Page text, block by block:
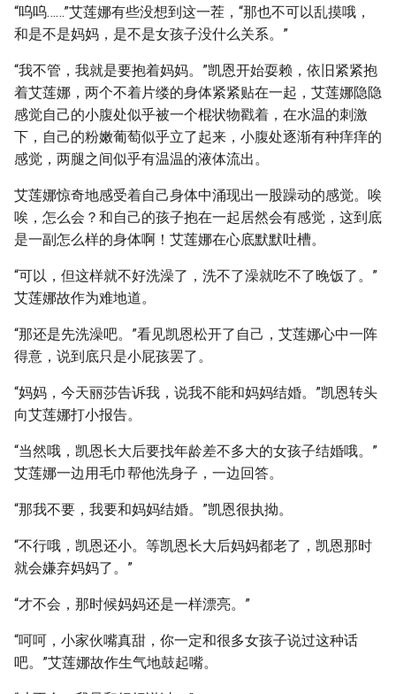
“呜呜……”艾莲娜有些没想到这一茬，“那也不可以乱摸哦，
和是不是妈妈，是不是女孩子没什么关系。”
“我不管，我就是要抱着妈妈。”凯恩开始耍赖，依旧紧紧抱
着艾莲娜，两个不着片缕的身体紧紧贴在一起，艾莲娜隐隐
感觉自己的小腹处似乎被一个棍状物戳着，在水温的刺激
下，自己的粉嫩葡萄似乎立了起来，小腹处逐渐有种痒痒的
感觉，两腿之间似乎有温温的液体流出。
艾莲娜惊奇地感受着自己身体中涌现出一股躁动的感觉。唉
唉，怎么会？和自己的孩子抱在一起居然会有感觉，这到底
是一副怎么样的身体啊！艾莲娜在心底默默吐槽。
“可以，但这样就不好洗澡了，洗不了澡就吃不了晚饭了。”
艾莲娜故作为难地道。
“那还是先洗澡吧。”看见凯恩松开了自己，艾莲娜心中一阵
得意，说到底只是小屁孩罢了。
“妈妈，今天丽莎告诉我，说我不能和妈妈结婚。”凯恩转头
向艾莲娜打小报告。
“当然哦，凯恩长大后要找年龄差不多大的女孩子结婚哦。”
艾莲娜一边用毛巾帮他洗身子，一边回答。
“那我不要，我要和妈妈结婚。”凯恩很执拗。
“不行哦，凯恩还小。等凯恩长大后妈妈都老了，凯恩那时
就会嫌弃妈妈了。”
“才不会，那时候妈妈还是一样漂亮。”
“呵呵，小家伙嘴真甜，你一定和很多女孩子说过这种话
吧。”艾莲娜故作生气地鼓起嘴。